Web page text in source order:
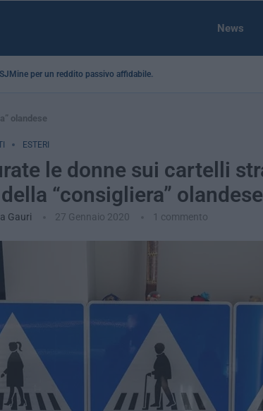
News
per un reddito passivo affidabile...
olandese
ESTERI
le donne sui cartelli
“consigliera” olandese
Gauri 27 Gennaio 2020 1 commento